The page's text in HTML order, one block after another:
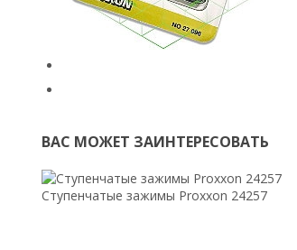
ВАС МОЖЕТ ЗАИНТЕРЕСОВАТЬ
Ступенчатые зажимы Proxxon 24257